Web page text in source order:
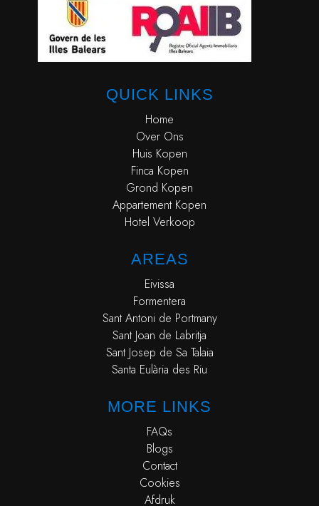
QUICK LINKS
Home
Over Ons
Huis Kopen
Finca Kopen
Grond Kopen
Appartement Kopen
Hotel Verkoop
AREAS
Eivissa
Formentera
Sant Antoni de Portmany
Sant Joan de Labritja
Sant Josep de Sa Talaia
Santa Eulària des Riu
MORE LINKS
FAQs
Blogs
Contact
Cookies
Afdruk